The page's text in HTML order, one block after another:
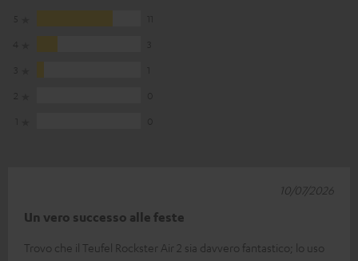
Un vero successo alle feste
Trovo che il Teufel Rockster Air 2 sia davvero fantastico; lo uso
10/07/2026